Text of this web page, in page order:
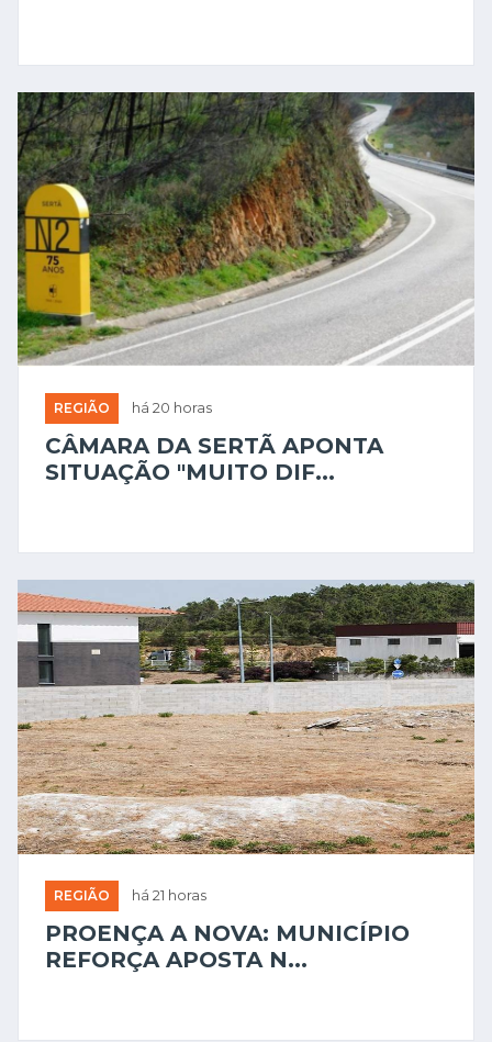
REGIÃO há 20 horas
CÂMARA DA SERTÃ APONTA
SITUAÇÃO "MUITO DIF...
REGIÃO há 21 horas
PROENÇA A NOVA: MUNICÍPIO
REFORÇA APOSTA N...